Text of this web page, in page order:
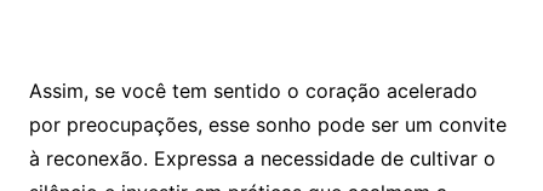
Assim, se você tem sentido o coração acelerado
por preocupações, esse sonho pode ser um convite
à reconexão. Expressa a necessidade de cultivar o